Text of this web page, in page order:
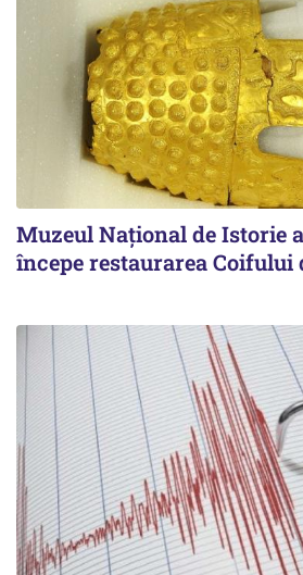
Muzeul Național de Istorie
începe restaurarea Coifului